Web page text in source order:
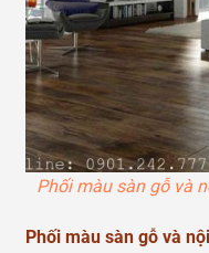
Phối màu sàn gỗ và
Phối màu sàn gỗ và